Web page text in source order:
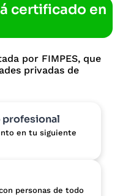
certificado en
por FIMPES, que
privadas de
profesional
en tu siguiente
personas de todo